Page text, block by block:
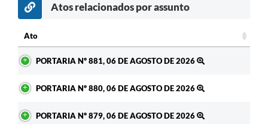
Atos relacionados por assunto
Ato
PORTARIA Nº 881, 06 DE AGOSTO DE 2026
PORTARIA Nº 880, 06 DE AGOSTO DE 2026
PORTARIA Nº 879, 06 DE AGOSTO DE 2026